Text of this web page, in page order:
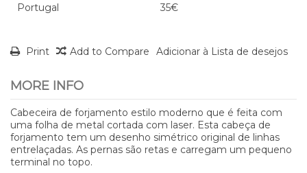
Portugal 35€
Print Add to Compare Adicionar à Lista de desejos
MORE INFO
Cabeceira de forjamento estilo moderno que é feita com
uma folha de metal cortada com laser. Esta cabeça de
forjamento tem um desenho simétrico original de linhas
entrelaçadas. As pernas são retas e carregam um pequeno
terminal no topo.